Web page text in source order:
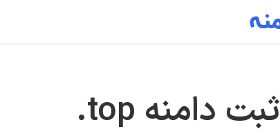
ثبت دامنه .top